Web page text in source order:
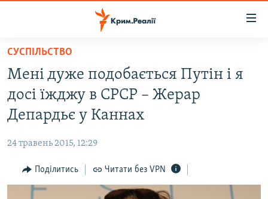
Перейти
основного
матеріалу
Перейти
до
основної
навігації
Перейти
до
ВОДА.КРИМ
ВІДЕО ТА ФОТО
БЛОГИ
ПОГЛЯД
ІНТЕРВ'Ю
СУСПІЛЬСТВО
Мені дуже подобається Путін і я
досі їжджу в СРСР – Жерар
Депардьє у Каннах
24 травень 2015, 12:29
Поділитись Читати без VPN